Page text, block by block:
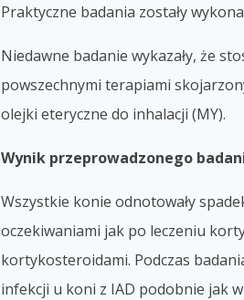
Praktyczne badania zostały
Niedawne badanie wykazały, że
powszechnymi terapiami
olejki eteryczne do inhalacji (MY).
Wynik przeprowadzonego
Wszystkie konie odnotowały
oczekiwaniami jak po leczeniu
kortykosteroidami. Podczas
infekcji u koni z IAD podobnie jak